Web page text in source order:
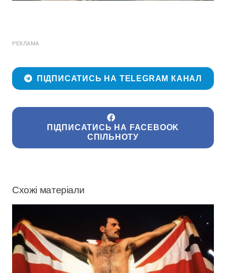
РЕКЛАМА
ПІДПИСАТИСЬ НА TELEGRAM КАНАЛ
ПІДПИСАТИСЬ НА FACEBOOK
СПІЛЬНОТУ
Схожі матеріали